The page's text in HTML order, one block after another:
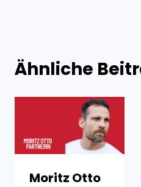
Ähnliche
Moritz Otto